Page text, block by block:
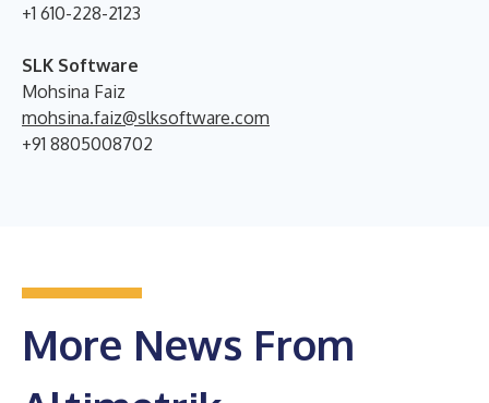
+1 610-228-2123
SLK Software
Mohsina Faiz
mohsina.faiz@slksoftware.com
+91 8805008702
More News From